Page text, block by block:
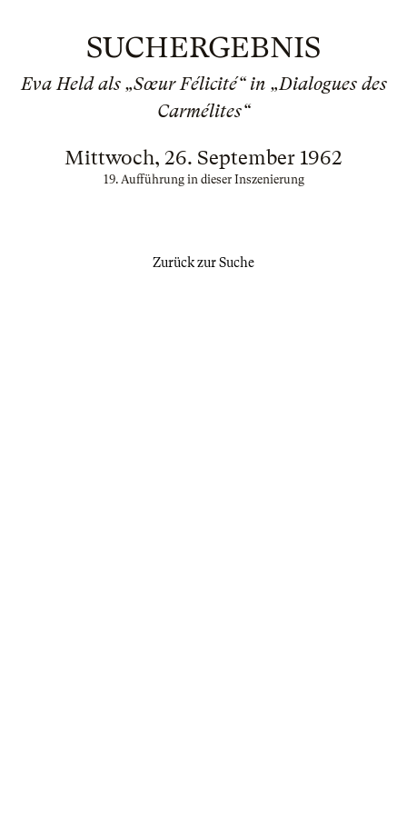
SUCHERGEBNIS
Eva Held als „Sœur Félicité“ in „Dialogues des
Carmélites“
Mittwoch, 26. September 1962
19. Aufführung in dieser Inszenierung
Zurück zur Suche